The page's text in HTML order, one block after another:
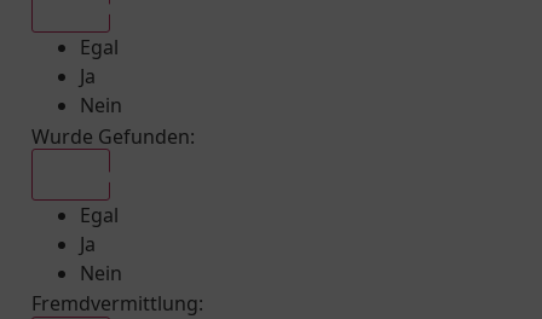
Egal
Ja
Nein
Wurde Gefunden:
Egal
Ja
Nein
Fremdvermittlung: